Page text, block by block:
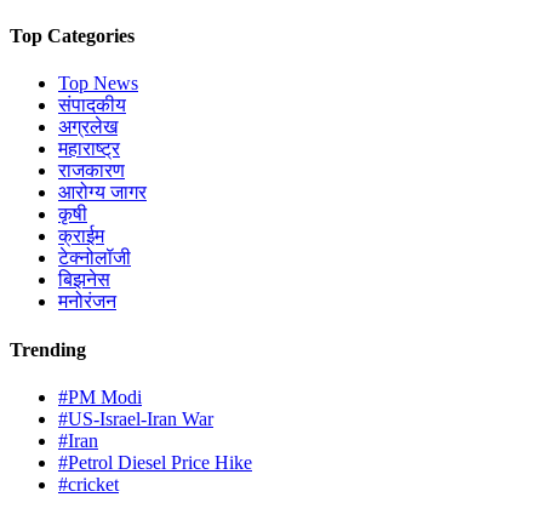
Top Categories
Top News
संपादकीय
अग्रलेख
महाराष्ट्र
राजकारण
आरोग्य जागर
कृषी
क्राईम
टेक्नोलॉजी
बिझनेस
मनोरंजन
Trending
#PM Modi
#US-Israel-Iran War
#Iran
#Petrol Diesel Price Hike
#cricket